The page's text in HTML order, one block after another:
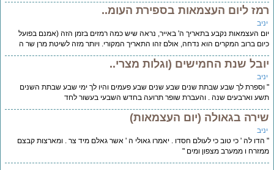
ליום העצמאות בספירת העומ..
העצמאות נקבע בתאריך ה' באייר, נראה שיש כמה רמזים בזמן הזה (אמנם בפועל
ברוב המקרים הוא נדחה, אולם זהו התאריך המקורי. ויותר מזה לשיטת מרן שר ה
שנת החמישים (וגלות מצרי..
לך שבע שבתת שנים שבע שנים שבע פעמים והיו לך ימי שבע שבתת השנים
וארבעים שנה . והעברת שופר תרועה בחדש השבעי בעשור לחד
בגאולה (יום העצמאות)
לה ' כי טוב כי לעולם חסדו . יאמרו גאולי ה ' אשר גאלם מיד צר . ומארצות קבצם
ו ממערב מצפון ומים "